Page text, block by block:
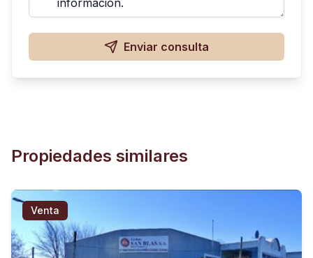
Enviar consulta
Propiedades similares
Venta